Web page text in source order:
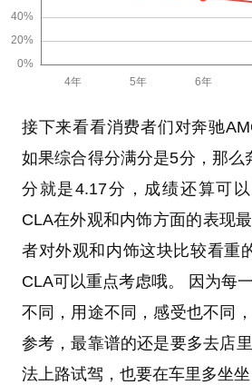
接下来看看消费者们对奔驰
如果综合得分满分是5分，那么
分就是4.17分，成绩还算可
CLA在外观和内饰方面的表现
者对外观和内饰这块比较看重
CLA可以重点考虑哦。 因为每
不同，用途不同，感受也不同
参考，最靠谱的还是要多去店
法上路试驾，也要在车里多坐坐